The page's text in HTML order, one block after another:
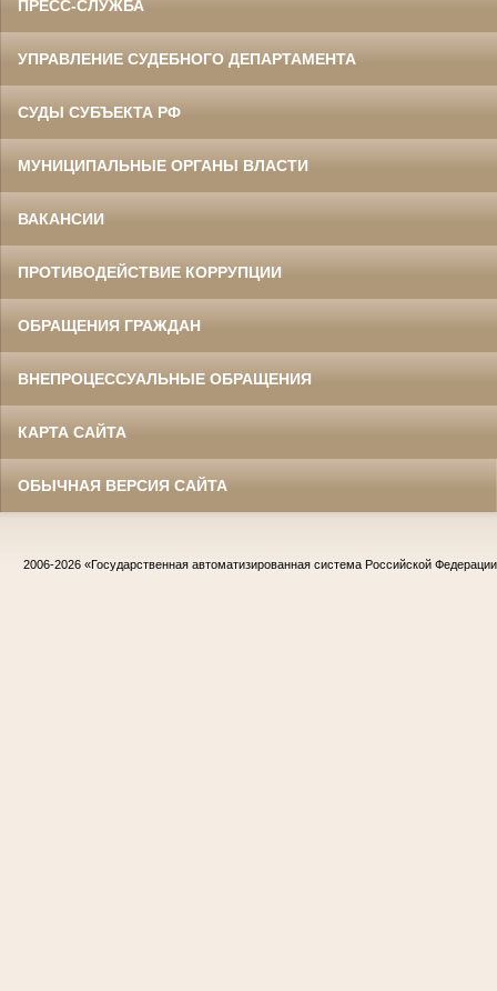
ПРЕСС-СЛУЖБА
УПРАВЛЕНИЕ СУДЕБНОГО ДЕПАРТАМЕНТА
СУДЫ СУБЪЕКТА РФ
МУНИЦИПАЛЬНЫЕ ОРГАНЫ ВЛАСТИ
ВАКАНСИИ
ПРОТИВОДЕЙСТВИЕ КОРРУПЦИИ
ОБРАЩЕНИЯ ГРАЖДАН
ВНЕПРОЦЕССУАЛЬНЫЕ ОБРАЩЕНИЯ
КАРТА САЙТА
ОБЫЧНАЯ ВЕРСИЯ САЙТА
2006-2026 «Государственная автоматизированная система Российской